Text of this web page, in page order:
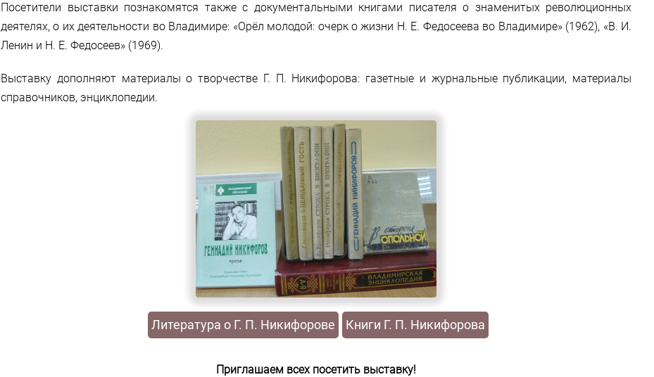
Посетители выставки познакомятся также с документальными книгами писателя о знаменитых революционных
деятелях, о их деятельности во Владимире: «Орёл молодой: очерк о жизни Н. Е. Федосеева во Владимире» (1962), «В. И.
Ленин и Н. Е. Федосеев» (1969).
Выставку дополняют материалы о творчестве Г. П. Никифорова: газетные и журнальные публикации, материалы
справочников, энциклопедии.
Литература о Г. П. Никифорове Книги Г. П. Никифорова
Приглашаем всех посетить выставку!